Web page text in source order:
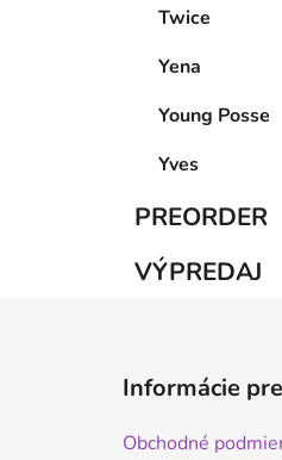
Twice
Yena
Young Posse
Yves
PREORDER
VÝPREDAJ
Informácie
Obchodné